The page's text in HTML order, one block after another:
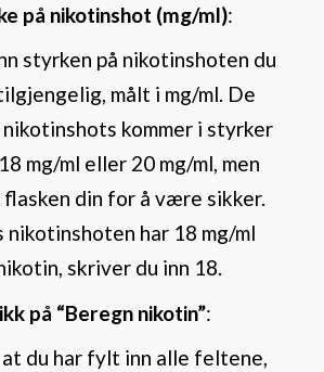
på nikotinshot (mg/ml):
styrken på nikotinshoten du
målt i mg/ml. De
kommer i styrker
mg/ml eller 20 mg/ml, men
flasken din for å være sikker.
nikotinshoten har 18 mg/ml
skriver du inn 18.
på “Beregn nikotin”:
du har fylt inn alle feltene,